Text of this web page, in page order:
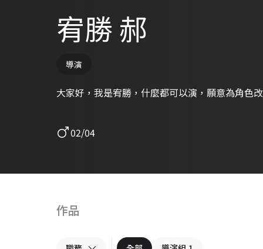
宥勝 郝
導演
大家好，我是宥勝，什麼都可以演，願意為角色
02/04
作品